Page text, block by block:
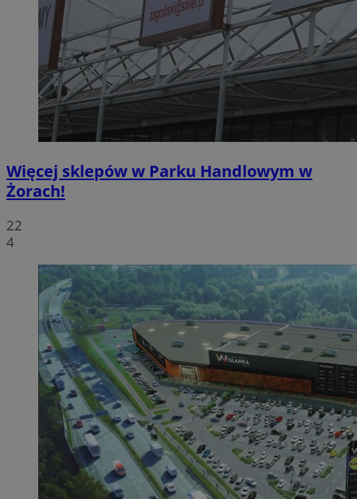
Więcej sklepów w Parku Handlowym w
Żorach!
22
4